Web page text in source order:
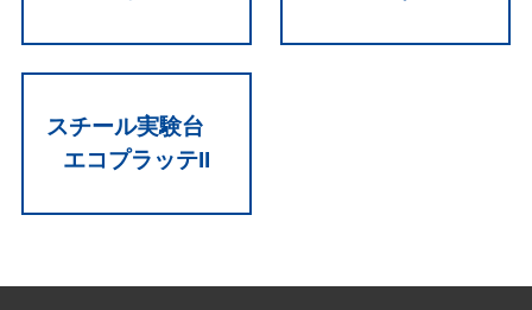
スチール実験台
エコプラッテII